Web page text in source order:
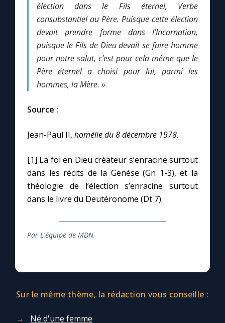
Une neuvaine
À la une
1000 Raisons de Croire
Contact
Faire un don
Marie de Nazareth
élection dans le Fils éternel, Verbe
consubstantiel au Père. Puisque cette élection
devait prendre forme dans l’Incarnation,
puisque le Fils de Dieu devait se faire homme
pour notre salut, c’est pour cela même que le
Père éternel a choisi pour lui, parmi les
hommes, la Mère. »
Source :
Jean-Paul II, homélie du 8 décembre 1978.
[1] La foi en Dieu créateur s’enracine surtout
dans les récits de la Genèse (Gn 1-3), et la
théologie de l’élection s’enracine surtout
dans le livre du Deutéronome (Dt 7).
Par L'équipe de MDN.
Sur le même thème, la rédaction vous conseille :
Né d'une femme